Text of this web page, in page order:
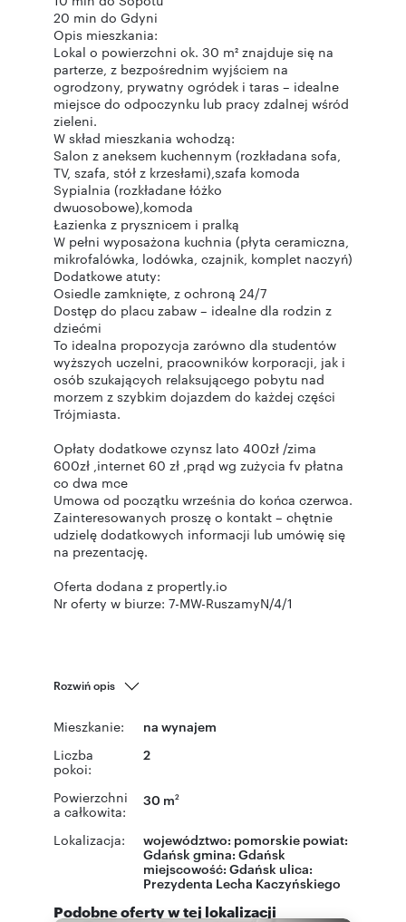
20 min do Gdyni
Opis mieszkania:
Lokal o powierzchni ok. 30 m² znajduje się na
parterze, z bezpośrednim wyjściem na
ogrodzony, prywatny ogródek i taras – idealne
miejsce do odpoczynku lub pracy zdalnej wśród
zieleni.
W skład mieszkania wchodzą:
Salon z aneksem kuchennym (rozkładana sofa,
TV, szafa, stół z krzesłami),szafa komoda
Sypialnia (rozkładane łóżko
dwuosobowe),komoda
Łazienka z prysznicem i pralką
W pełni wyposażona kuchnia (płyta ceramiczna,
mikrofalówka, lodówka, czajnik, komplet naczyń)
Dodatkowe atuty:
Osiedle zamknięte, z ochroną 24/7
Dostęp do placu zabaw – idealne dla rodzin z
dziećmi
To idealna propozycja zarówno dla studentów
wyższych uczelni, pracowników korporacji, jak i
osób szukających relaksującego pobytu nad
morzem z szybkim dojazdem do każdej części
Trójmiasta.
Opłaty dodatkowe czynsz lato 400zł /zima
600zł ,internet 60 zł ,prąd wg zużycia fv płatna
co dwa mce
Umowa od początku września do końca czerwca.
Zainteresowanych proszę o kontakt – chętnie
udzielę dodatkowych informacji lub umówię się
na prezentację.
Oferta dodana z propertly.io
Nr oferty w biurze: 7-MW-RuszamyN/4/1
Rozwiń opis
Mieszkanie: na wynajem
Liczba
pokoi:
2
Powierzchni
a całkowita:
30 m2
Lokalizacja: województwo: pomorskie powiat:
Gdańsk gmina:Gdańsk
miejscowość: Gdańsk ulica:
Prezydenta Lecha Kaczyńskiego
Podobne oferty w tej lokalizacji